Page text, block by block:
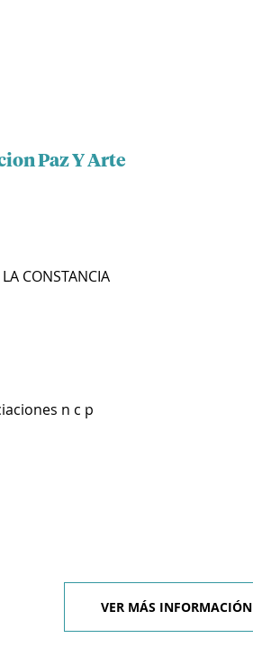
Paz Y Arte
CONSTANCIA
n c p
VER MÁS INFORMACIÓN